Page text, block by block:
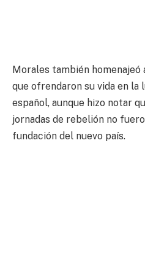
Morales también homenajeó
que ofrendaron su vida en la
español, aunque hizo notar
jornadas de rebelión no
fundación del nuevo país.